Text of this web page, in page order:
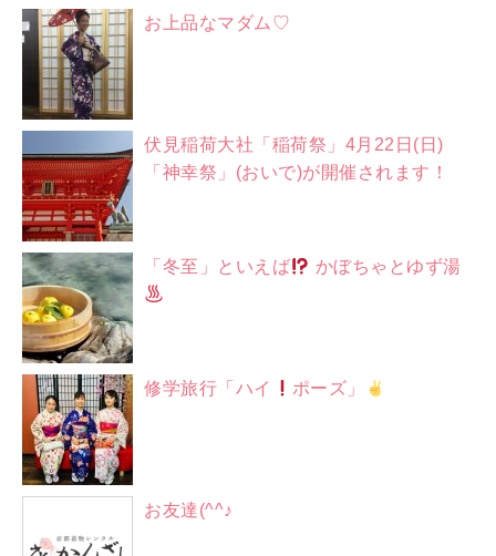
お上品なマダム♡
伏見稲荷大社「稲荷祭」4月22日(日)
「神幸祭」(おいで)が開催されます！
「冬至」といえば かぼちゃとゆず湯
修学旅行「ハイ ポーズ」
お友達(^^♪